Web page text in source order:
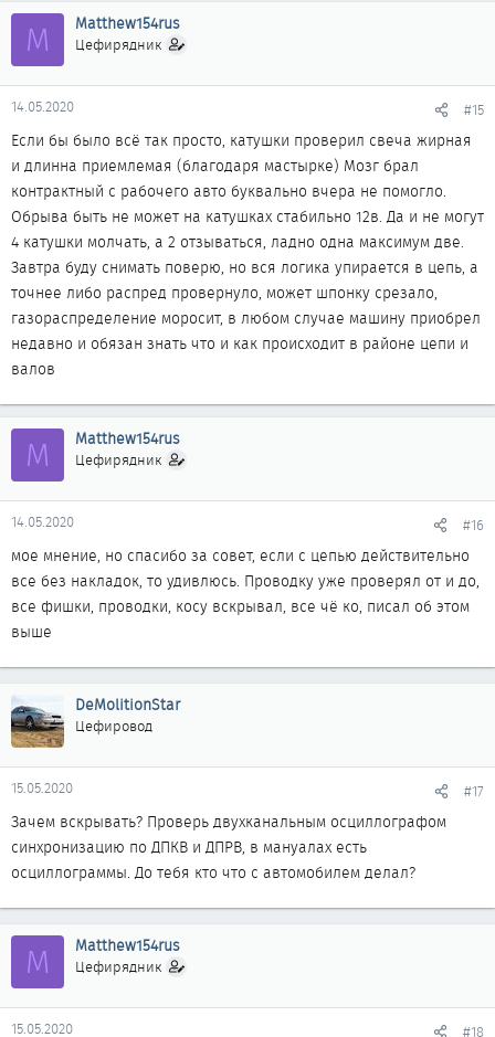
M Matthew154rus
Цефирядник
14.05.2020 #15
Если бы было всё так просто, катушки проверил свеча жирная
и длинна приемлемая (благодаря мастырке) Мозг брал
контрактный с рабочего авто буквально вчера не помогло.
Обрыва быть не может на катушках стабильно 12в. Да и не могут
4 катушки молчать, а 2 отзываться, ладно одна максимум две.
Завтра буду снимать поверю, но вся логика упирается в цепь, а
точнее либо распред провернуло, может шпонку срезало,
газораспределение моросит, в любом случае машину приобрел
недавно и обязан знать что и как происходит в районе цепи и
валов
M Matthew154rus
Цефирядник
14.05.2020 #16
мое мнение, но спасибо за совет, если с цепью действительно
все без накладок, то удивлюсь. Проводку уже проверял от и до,
все фишки, проводки, косу вскрывал, все чё ко, писал об этом
выше
DeMolitionStar
Цефировод
15.05.2020 #17
Зачем вскрывать? Проверь двухканальным осциллографом
синхронизацию по ДПКВ и ДПРВ, в мануалах есть
осциллограммы. До тебя кто что с автомобилем делал?
M Matthew154rus
Цефирядник
15.05.2020 #18